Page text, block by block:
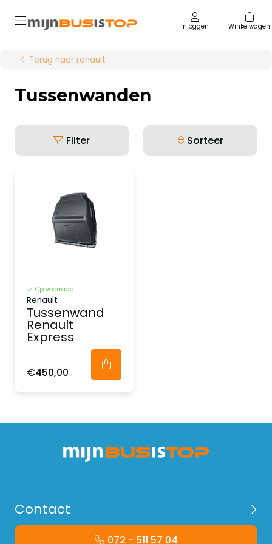
Inloggen Winkelwagen
Terug naar renault
Tussenwanden
Filter Sorteer
Op voorraad
Renault
Tussenwand
Renault
Express
€450,00
Contact
072 - 511 57 04